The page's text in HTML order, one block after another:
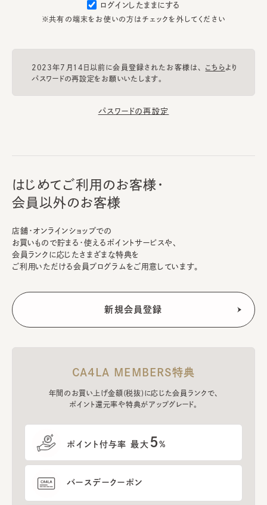
ログインしたままにする
※共有の端末をお使いの方はチェックを外してください
2023年7月14日以前に会員登録されたお客様は、 こちらより
パスワードの再設定をお願いいたします。
パスワードの再設定
はじめてご利用のお客様・
会員以外のお客様
店舗・オンラインショップでの
お買いもので貯まる・使えるポイントサービスや、
会員ランクに応じたさまざまな特典を
ご利用いただける会員プログラムをご用意しています。
CA4LA MEMBERS特典
年間のお買い上げ金額(税抜)に応じた会員ランクで、
ポイント還元率や特典がアップグレード。
ポイント付与率 最大 5%
バースデークーポン